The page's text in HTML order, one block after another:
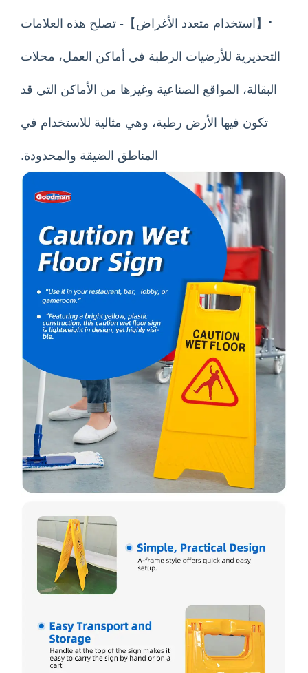
متعدد الأغراض】- تصلح هذه العلامات
للأرضيات الرطبة في أماكن العمل، محلات
المواقع الصناعية وغيرها من الأماكن التي قد
فيها الأرض رطبة، وهي مثالية للاستخدام في
المناطق الضيقة والمحدودة.